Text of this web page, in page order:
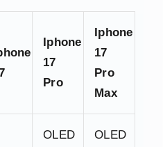
Iphone
17
Pro
Iphone
17
Pro
Max
OLED
OLED